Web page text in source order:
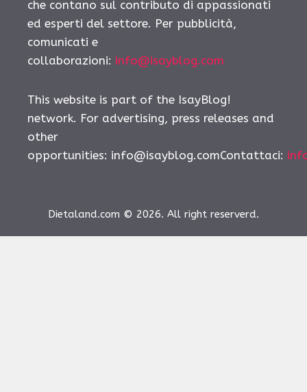
che contano sul contributo di appassionati
ed esperti del settore. Per pubblicità,
comunicati e
collaborazioni: info@isayblog.com
This website is part of the IsayBlog!
network. For advertising, press releases and
other
opportunities: info@isayblog.comContattaci:
Dietaland.com © 2026. All right reserverd.